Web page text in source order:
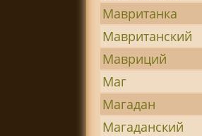
Мавританка
Мавританский
Мавриций
Маг
Магадан
Магаданский